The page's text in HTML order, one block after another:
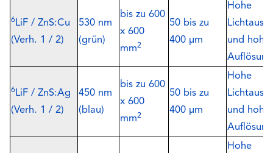
6LiF / ZnS:Cu
(Verh. 1 / 2)
530 nm
(grün)
bis zu 600
x 600
mm2
50 bis zu
400 µm
Hohe
und hohe
Auflösung
6LiF / ZnS:Ag
(Verh. 1 / 2)
450 nm
(blau)
bis zu 600
x 600
mm2
50 bis zu
400 µm
Hohe
und hohe
Auflösung
Hohe